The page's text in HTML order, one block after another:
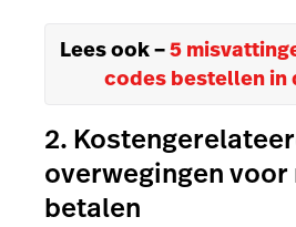
Lees ook –5
codes bestellen in
2.
overwegingen
betalen